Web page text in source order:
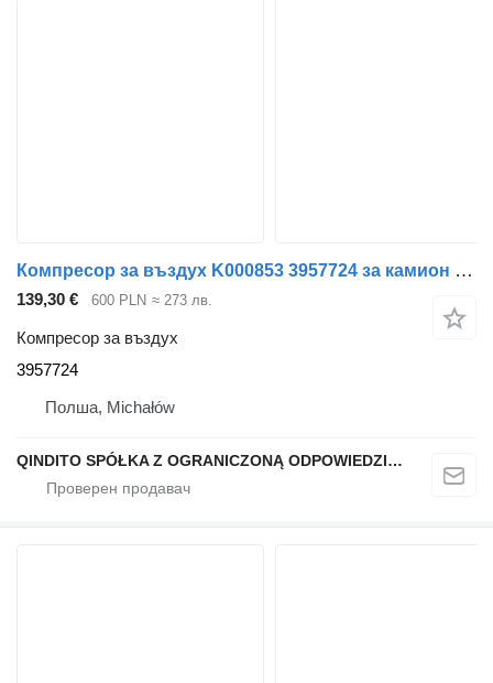
Компресор за въздух K000853 3957724 за камион DAF LF
139,30 € 600 PLN ≈ 273 лв.
Компресор за въздух
3957724
Полша, Michałów
QINDITO SPÓŁKA Z OGRANICZONĄ ODPOWIEDZIALNOŚCIĄ